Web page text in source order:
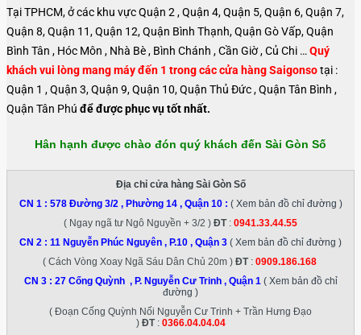
Tại TPHCM, ở các khu vực Quận 2 , Quận 4, Quận 5, Quận 6, Quận 7,
Quận 8, Quận 11, Quận 12, Quận Bình Thạnh, Quận Gò Vấp, Quận
Bình Tân , Hóc Môn , Nhà Bè , Bình Chánh , Cần Giờ , Củ Chi … Quý
khách vui lòng mang máy đến 1 trong các cửa hàng Saigonsotại :
Quận 1 , Quận 3, Quận 9, Quận 10, Quận Thủ Đức , Quận Tân Bình ,
Quận Tân Phú để được phục vụ tốt nhất.
Hân hạnh được chào đón quý khách đến Sài Gòn Số
Địa chỉ cửa hàng Sài Gòn Số
CN 1 : 578 Đường 3/2 , Phường 14 , Quận 10: ( Xem bản đồ chỉ đường )
( Ngay ngã tư Ngô Nguyền + 3/2 ) ĐT: 0941.33.44.55
CN 2 : 11 Nguyễn Phúc Nguyên , P.10 , Quận 3 ( Xem bản đồ chỉ đường )
( Cách Vòng Xoay Ngã Sáu Dân Chủ 20m ) ĐT: 0909.186.168
CN 3 : 27 Cống Quỳnh , P. Nguyễn Cư Trinh , Quận 1 ( Xem bản đồ chỉ
đường )
( Đoạn Cống Quỳnh Nối Nguyễn Cư Trinh + Trần Hưng Đạo
) ĐT: 0366.04.04.04